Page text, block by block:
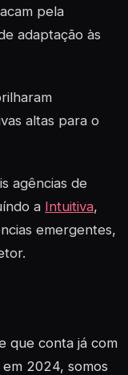
pela
adaptação às
altas para o
agências de
a Intuitiva,
emergentes,
que conta já com
2024, somos